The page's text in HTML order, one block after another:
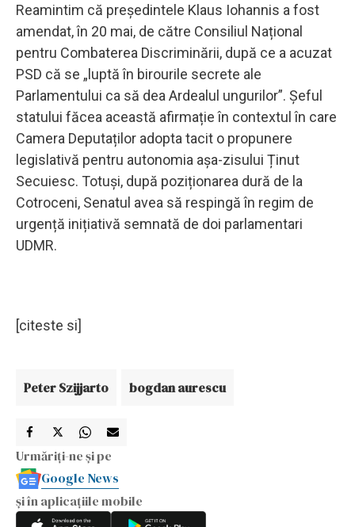
Reamintim că președintele Klaus Iohannis a fost
amendat, în 20 mai, de către Consiliul Național
pentru Combaterea Discriminării, după ce a acuzat
PSD că se „luptă în birourile secrete ale
Parlamentului ca să dea Ardealul ungurilor”. Șeful
statului făcea această afirmație în contextul în care
Camera Deputaților adopta tacit o propunere
legislativă pentru autonomia așa-zisului Ținut
Secuiesc. Totuși, după poziționarea dură de la
Cotroceni, Senatul avea să respingă în regim de
urgență inițiativă semnată de doi parlamentari
UDMR.
[citeste si]
Peter Szijjarto bogdan aurescu
Urmăriți-ne și pe
Google News
și în aplicațiile mobile